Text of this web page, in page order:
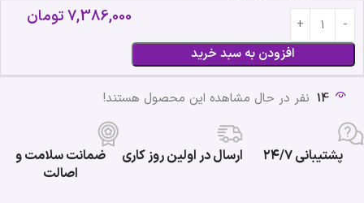
افزودن به سبد خرید
7,386,000تومان
14 نفر در حال مشاهده این محصول هستند!
پشتیبانی ۲۴/۷ ارسال در اولین روز کاری
ضمانت سلامت و
اصالت